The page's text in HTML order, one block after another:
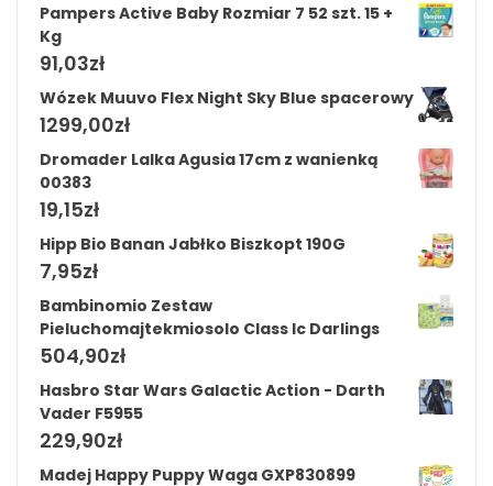
Pampers Active Baby Rozmiar 7 52 szt. 15 +
Kg
91,03zł
Wózek Muuvo Flex Night Sky Blue spacerowy
1299,00zł
Dromader Lalka Agusia 17cm z wanienką
00383
19,15zł
Hipp Bio Banan Jabłko Biszkopt 190G
7,95zł
Bambinomio Zestaw
Pieluchomajtekmiosolo Class Ic Darlings
504,90zł
Hasbro Star Wars Galactic Action - Darth
Vader F5955
229,90zł
Madej Happy Puppy Waga GXP830899